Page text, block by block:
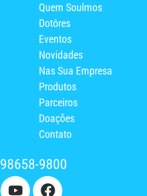
Quem Soulmos
Dotôres
Eventos
Novidades
Nas Sua Empresa
Produtos
Parceiros
Doações
Contato
98658-9800
Y
F